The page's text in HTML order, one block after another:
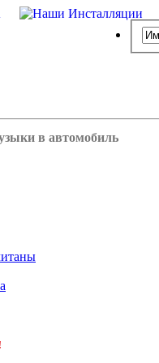
в автомобиль